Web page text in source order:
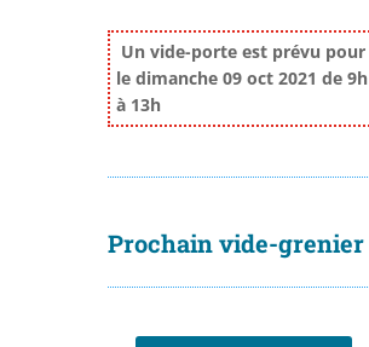
Un vide-porte est prévu pour
le dimanche 09 oct 2021 de 9h
à 13h
Prochain vide-grenier